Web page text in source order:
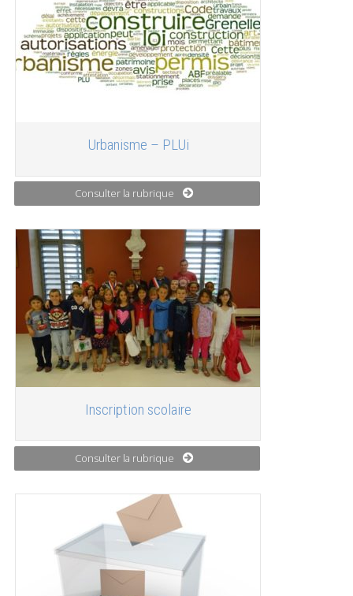
Urbanisme – PLUi
Consulter la rubrique
Inscription scolaire
Consulter la rubrique